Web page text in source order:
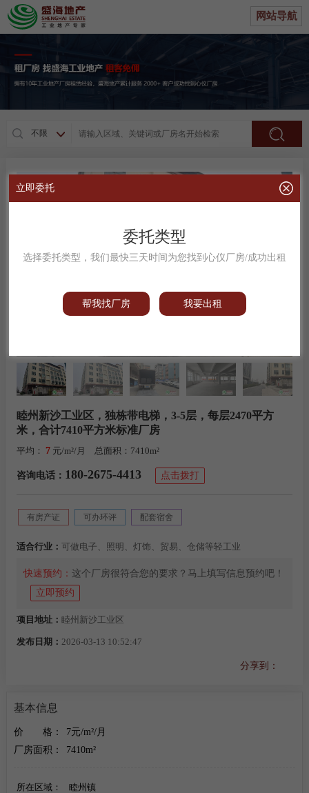
网站导航
不限
睦州新沙工业区，独栋带电梯，3-5层，每层2470平方
米，合计7410平方米标准厂房
平均： 7 元/m²/月 总面积： 7410m²
咨询电话： 180-2675-4413 点击拨打
有房产证 可办环评 配套宿舍
适合行业： 可做电子、照明、灯饰、贸易、仓储等轻工业
快速预约： 这个厂房很符合您的要求？马上填写信息预约吧！
立即预约
项目地址： 睦州新沙工业区
发布日期： 2026-03-13 10:52:47
分享到：
基本信息
价 格：
7元/m²/月
厂房面积：
7410m²
所在区域：
睦州镇
立即委托
委托类型
选择委托类型，我们最快三天时间为您找到心仪厂房/成功出租
帮我找厂房 我要出租